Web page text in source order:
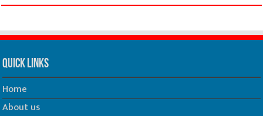
Quick Links
Home
About us